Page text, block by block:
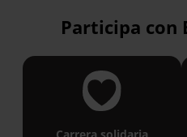
Participa con